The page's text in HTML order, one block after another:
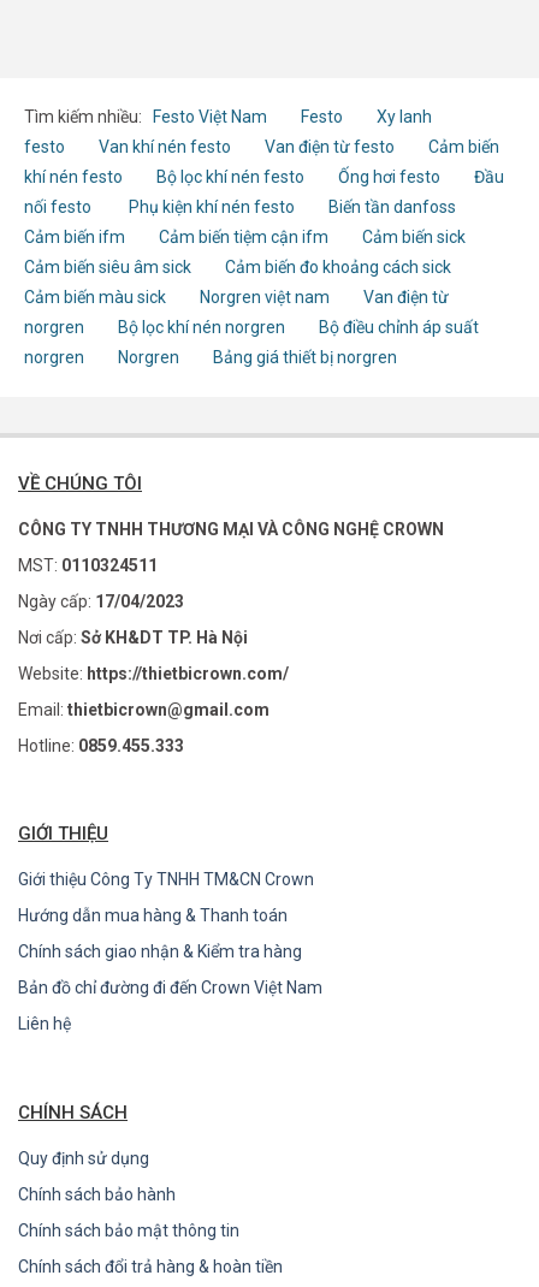
Tìm kiếm nhiều: Festo Việt Nam Festo
Xy lanh
festo
Van khí nén festo Van điện từ festo
Cảm biến
khí nén festo
Bộ lọc khí nén festo Ống hơi festo
Đầu
nối festo
Phụ kiện khí nén festo
Biến tần danfoss
Cảm biến ifm
Cảm biến tiệm cận ifm
Cảm biến sick
Cảm biến siêu âm sick
Cảm biến đo khoảng cách sick
Cảm biến màu sick
Norgren việt nam
Van điện từ
norgren
Bộ lọc khí nén norgren
Bộ điều chỉnh áp suất
norgren
Norgren Bảng giá thiết bị norgren
VỀ CHÚNG TÔI
CÔNG TY TNHH THƯƠNG MẠI VÀ CÔNG NGHỆ CROWN
MST: 0110324511
Ngày cấp: 17/04/2023
Nơi cấp: Sở KH&DT TP. Hà Nội
Website: https://thietbicrown.com/
Email: thietbicrown@gmail.com
Hotline: 0859.455.333
GIỚI THIỆU
Giới thiệu Công Ty TNHH TM&CN Crown
Hướng dẫn mua hàng & Thanh toán
Chính sách giao nhận & Kiểm tra hàng
Bản đồ chỉ đường đi đến Crown Việt Nam
Liên hệ
CHÍNH SÁCH
Quy định sử dụng
Chính sách bảo hành
Chính sách bảo mật thông tin
Chính sách đổi trả hàng & hoàn tiền